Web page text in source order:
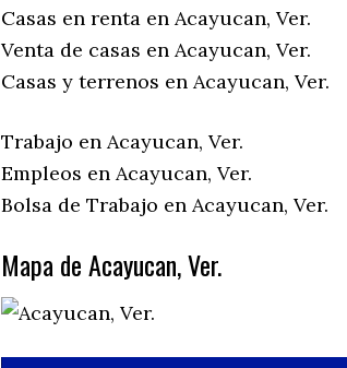
Casas en renta en Acayucan, Ver.
Venta de casas en Acayucan, Ver.
Casas y terrenos en Acayucan, Ver.
Trabajo en Acayucan, Ver.
Empleos en Acayucan, Ver.
Bolsa de Trabajo en Acayucan, Ver.
Mapa de Acayucan, Ver.